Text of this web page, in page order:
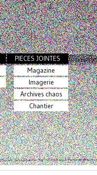
PIECES JOINTES
Magazine
Imagerie
Archives chaos
Chantier